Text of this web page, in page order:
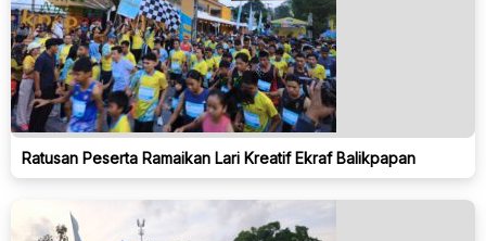
Ratusan Peserta Ramaikan Lari Kreatif Ekraf Balikpapan